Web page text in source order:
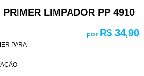
LIMPADOR PP 4910
PARA
por R$ 34,90